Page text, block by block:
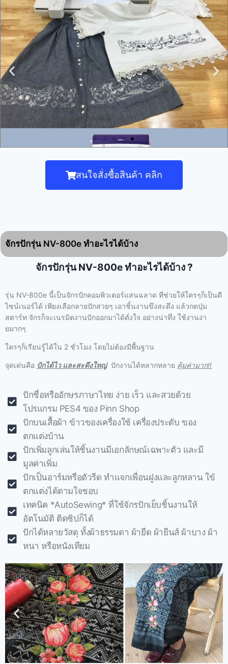
สนใจสั่งซื้อสินค้า คลิก
จักรปักรุ่น NV-800e ทำอะไรได้บ้าง
จักรปักรุ่น NV-800e ทำอะไรได้บ้าง ?
รุ่น NV-800e นี้เป็นจักรปักคอมพิวเตอร์แสนฉลาด ที่ช่วยให้ใครๆก็เป็นดี
ไซน์เนอร์ได้ เพียงเลือกลายปักสวยๆ เอาชิ้นงานขึงสะดึง แล้วกดปุ่ม
สตาร์ท จักรก็จะเนรมิตงานปักออกมาได้ดั่งใจ อย่างน่าทึ่ง ใช้งานง่า
ยมากๆ
ใครๆก็เรียนรู้ได้ใน 2 ชั่วโมง โดยไม่ต้องมีพื้นฐาน
จุดเด่นคือ ปักได้ไว และสะดึงใหญ่ปักงานได้หลากหลาย คุ้มค่ามาก!!
ปักชื่อหรืออักษรภาษาไทย ง่าย เร็ว และสวยด้วย
โปรแกรม PES4 ของ Pinn Shop
ปักบนเสื้อผ้า ข้าวของเครื่องใช้ เครื่องประดับ ของ
ตกแต่งบ้าน
ปักเพิ่มลูกเล่นให้ชิ้นงานมีเอกลักษณ์เฉพาะตัว และมี
มูลค่าเพิ่ม
ปักเป็นอาร์มหรือตัวรีด ทำแจกเพื่อนฝูงและลูกหลาน ใข้
ตกแต่งได้ตามใจชอบ
เทคนิค *AutoSewing* ที่ใช้จักรปักเย็บชิ้นงานให้
อัตโนมัติ ติดซิปก็ได้
ปักได้หลายวัสดุ ทั้งผ้าธรรมดา ผ้ายืด ผ้ายีนส์ ผ้าบาง ผ้า
หนา หรือหนังเทียม